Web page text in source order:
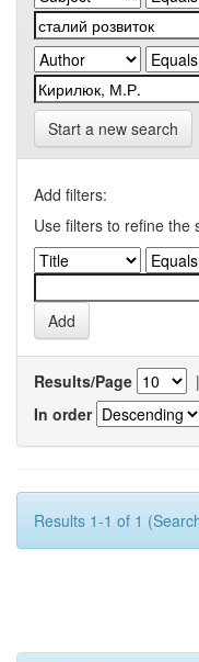
Start a new search
Add filters:
Use filters to refine the
Results/Page |
In order
Results 1-1 of 1